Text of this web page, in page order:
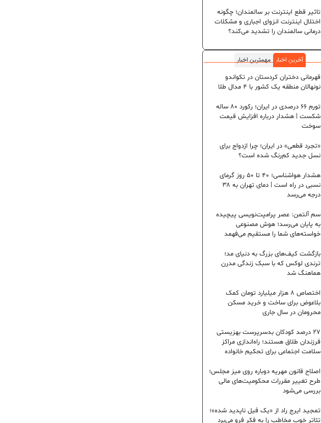
تاثیر قطع اینترنت بر سالمندان؛ چگونه
اختلال اینترنت انزوای اجباری و مشکلات
درمانی سالمندان را تشدید می‌کند؟
آخرین اخبار
مهمترین اخبار
قهرمانی دختران کردستان در تکواندو
نونهالان منطقه یک کشور با ۴ مدال طلا
تورم ۶۶ درصدی در ایران؛ رکورد ۸۰ ساله
شکست | هشدار درباره افزایش قیمت
سوخت
«تجرد قطعی» در ایران؛ چرا ازدواج برای
نسل جدید کم‌رنگ شده است؟
هشدار هواشناسی؛ ۴۰ تا ۵۰ روز گرمای
نسبی در راه است | دمای تهران به ۳۸
درجه می‌رسد
سم آلتمن: عصر پرامپت‌نویسی پیچیده
به پایان می‌رسد؛ هوش مصنوعی
خواسته‌های شما را مستقیم می‌فهمد
بازگشت کیف‌های بزرگ به دنیای مد؛
ترندی لوکس که با سبک زندگی مدرن
هماهنگ شد
اختصاص ۸ هزار میلیارد تومان کمک
بلاعوض برای ساخت و خرید مسکن
محرومان در سال جاری
۲۷ درصد کودکان بدسرپرست بهزیستی
فرزندان طلاق هستند؛ راه‌اندازی مراکز
سلامت اجتماعی برای تحکیم خانواده
اصلاح قانون مهریه دوباره روی میز مجلس؛
طرح تغییر مقررات محکومیت‌های مالی
بررسی می‌شود
تمجید ایرج راد از «یک فیل ناپدید شده»؛
تئاتر خوب مخاطب را به فکر فرو می‌برد